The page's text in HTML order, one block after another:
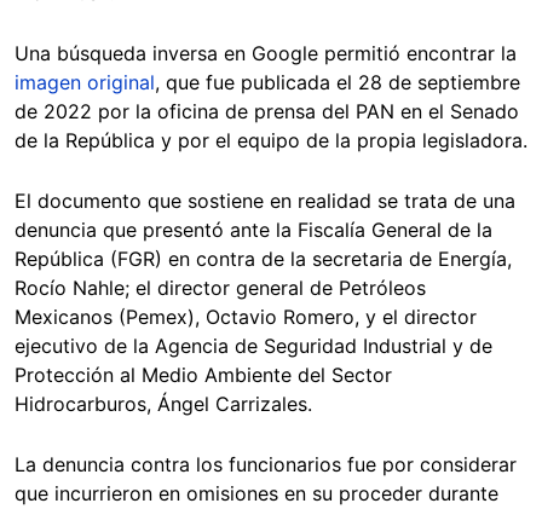
Una búsqueda inversa en Google permitió encontrar la
imagen original, que fue publicada el 28 de septiembre
de 2022 por la oficina de prensa del PAN en el Senado
de la República y por el equipo de la propia legisladora.
El documento que sostiene en realidad se trata de una
denuncia que presentó ante la Fiscalía General de la
República (FGR) en contra de la secretaria de Energía,
Rocío Nahle; el director general de Petróleos
Mexicanos (Pemex), Octavio Romero, y el director
ejecutivo de la Agencia de Seguridad Industrial y de
Protección al Medio Ambiente del Sector
Hidrocarburos, Ángel Carrizales.
La denuncia contra los funcionarios fue por considerar
que incurrieron en omisiones en su proceder durante